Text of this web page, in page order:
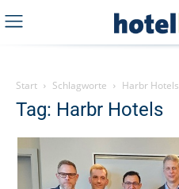
Start Schlagworte Harbr Hotels
Tag: Harbr Hotels